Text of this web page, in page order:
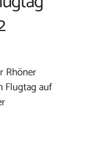
Rhöner
Flugtag auf